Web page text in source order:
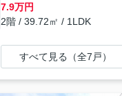
7.9万円
2階 / 39.72㎡ / 1LDK
すべて見る（全7戸）